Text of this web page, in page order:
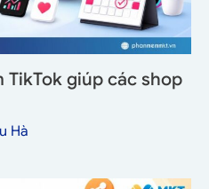
giúp các shop
Hà